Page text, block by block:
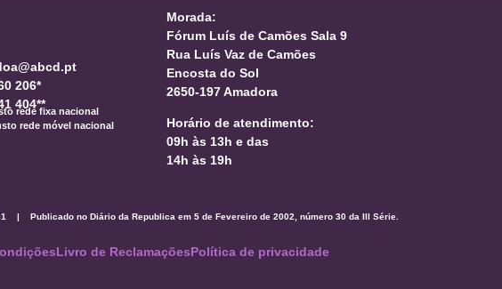
206*
404**
rede fixa nacional
rede móvel nacional
Morada:
Fórum Luís de Camões Sala 9
Rua Luís Vaz de Camões
Encosta do Sol
2650-197 Amadora
Horário de atendimento:
09h às 13h e das
14h às 19h
| Publicado no Diário da Republica em 5 de Fevereiro de 2002, número 30 da III Série.
Livro de ReclamaçõesPolítica de privacidade